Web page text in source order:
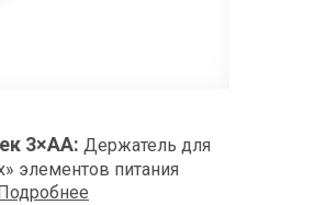
3×АА: Держатель для
элементов питания
Подробнее